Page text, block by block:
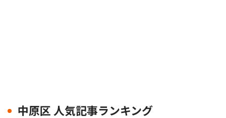
中原区 人気記事ランキング